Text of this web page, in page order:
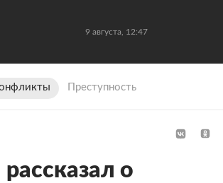
9 августа, 12:47
Преступность
о